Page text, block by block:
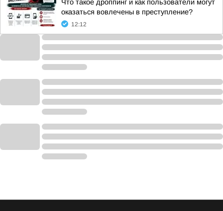
Что такое дроппинг и как пользователи могут
оказаться вовлечены в преступление?
12:12